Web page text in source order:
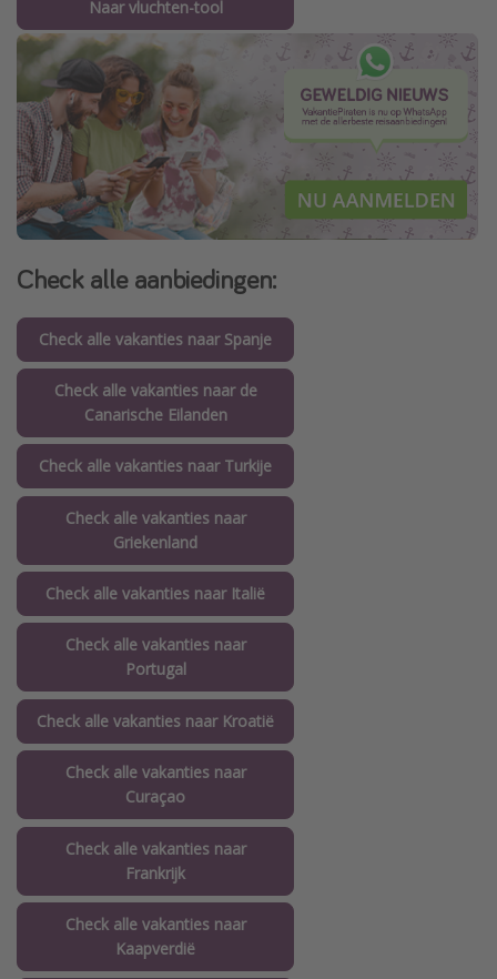
Naar vluchten-tool
Check alle aanbiedingen:
Check alle vakanties naar Spanje
Check alle vakanties naar de
Canarische Eilanden
Check alle vakanties naar Turkije
Check alle vakanties naar
Griekenland
Check alle vakanties naar Italië
Check alle vakanties naar
Portugal
Check alle vakanties naar Kroatië
Check alle vakanties naar
Curaçao
Check alle vakanties naar
Frankrijk
Check alle vakanties naar
Kaapverdië